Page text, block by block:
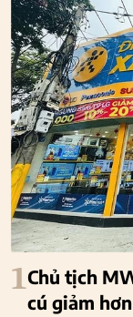
1Chủ tịch
cú giảm